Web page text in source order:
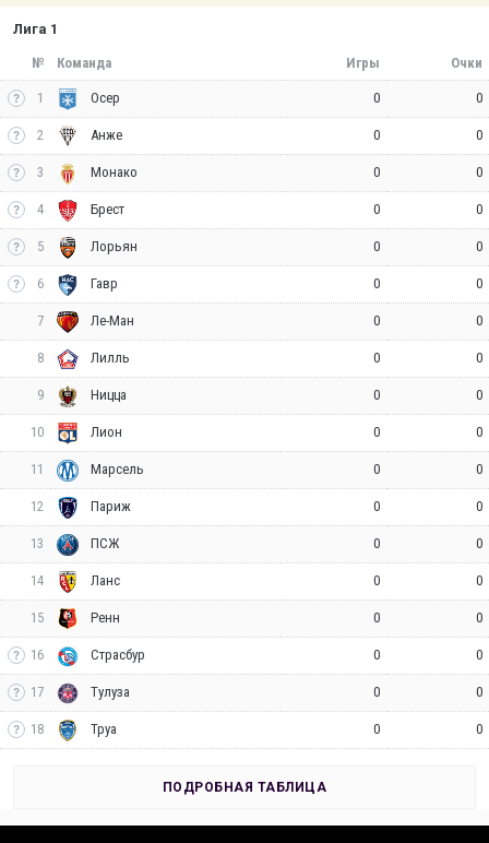
Лига 1
№ Команда Игры Очки
1 Осер 0 0
2 Анже 0 0
3 Монако 0 0
4 Брест 0 0
5 Лорьян 0 0
6 Гавр 0 0
7 Ле-Ман 0 0
8 Лилль 0 0
9 Ницца 0 0
10 Лион 0 0
11 Марсель 0 0
12 Париж 0 0
13 ПСЖ 0 0
14 Ланс 0 0
15 Ренн 0 0
16 Страсбур 0 0
17 Тулуза 0 0
18 Труа 0 0
ПОДРОБНАЯ ТАБЛИЦА